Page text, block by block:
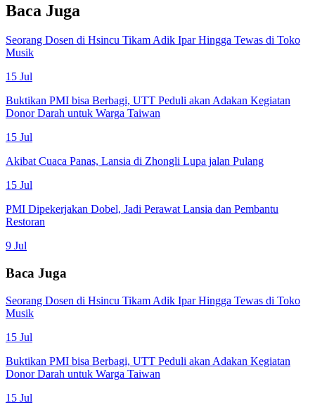
Baca Juga
Seorang Dosen di Hsincu Tikam Adik Ipar Hingga Tewas di Toko
Musik
15 Jul
Buktikan PMI bisa Berbagi, UTT Peduli akan Adakan Kegiatan
Donor Darah untuk Warga Taiwan
15 Jul
Akibat Cuaca Panas, Lansia di Zhongli Lupa jalan Pulang
15 Jul
PMI Dipekerjakan Dobel, Jadi Perawat Lansia dan Pembantu
Restoran
9 Jul
Baca Juga
Seorang Dosen di Hsincu Tikam Adik Ipar Hingga Tewas di Toko
Musik
15 Jul
Buktikan PMI bisa Berbagi, UTT Peduli akan Adakan Kegiatan
Donor Darah untuk Warga Taiwan
15 Jul